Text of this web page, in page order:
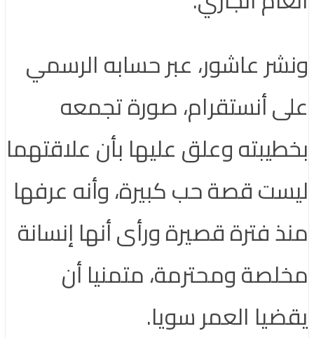
ونشر عاشور، عبر حسابه الرسمي
على أنستقرام، صورة تجمعه
بخطيبته وعلق عليها بأن علاقتهما
ليست قصة حب كبيرة، وأنه عرفها
منذ فترة قصيرة ورأى أنها إنسانة
مخلصة ومحترمة، متمنيا أن
يقضيا العمر سويا.